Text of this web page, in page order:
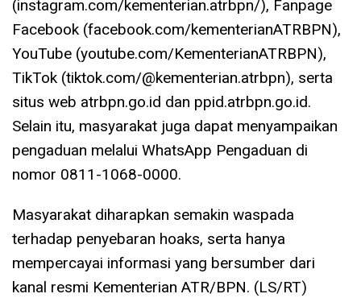
(instagram.com/kementerian.atrbpn/), Fanpage
Facebook (facebook.com/kementerianATRBPN),
YouTube (youtube.com/KementerianATRBPN),
TikTok (tiktok.com/@kementerian.atrbpn), serta
situs web atrbpn.go.id dan ppid.atrbpn.go.id.
Selain itu, masyarakat juga dapat menyampaikan
pengaduan melalui WhatsApp Pengaduan di
nomor 0811-1068-0000.
Masyarakat diharapkan semakin waspada
terhadap penyebaran hoaks, serta hanya
mempercayai informasi yang bersumber dari
kanal resmi Kementerian ATR/BPN. (LS/RT)